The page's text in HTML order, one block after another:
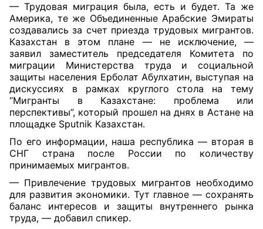
— Трудовая миграция была, есть и будет. Та же
Америка, те же Объединенные Арабские Эмираты
создавались за счет приезда трудовых мигрантов.
Казахстан в этом плане — не исключение, —
заявил заместитель председателя Комитета по
миграции Министерства труда и социальной
защиты населения Ерболат Абулхатин, выступая на
дискуссиях в рамках круглого стола на тему
“Мигранты в Казахстане: проблема или
перспективы”, который прошел на днях в Астане на
площадке Sputnik Казахстан.
По его информации, наша республика — вторая в
СНГ страна после России по количеству
принимаемых мигрантов.
— Привлечение трудовых мигрантов необходимо
для развития экономики. Тут главное — сохранять
баланс интересов и защиты внутреннего рынка
труда, — добавил спикер.